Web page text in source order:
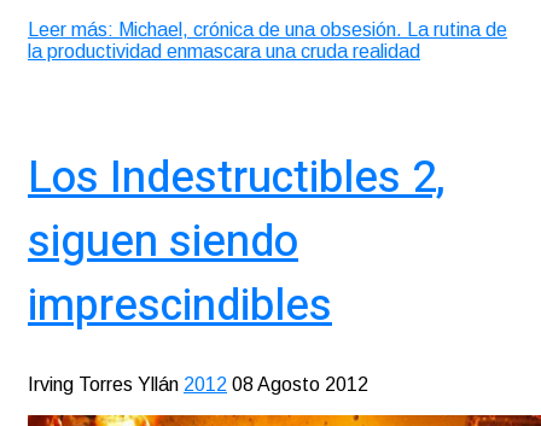
Leer más: Michael, crónica de una obsesión. La rutina de
la productividad enmascara una cruda realidad
Los Indestructibles 2,
siguen siendo
imprescindibles
Irving Torres Yllán 2012 08 Agosto 2012